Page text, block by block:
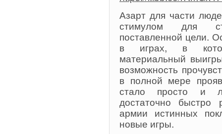
Азарт для части
стимулом для
поставленной цели.
в играх, в
материальный
возможность
в полной мере
стало просто и
достаточно быстро
армии истинных
новые игры.